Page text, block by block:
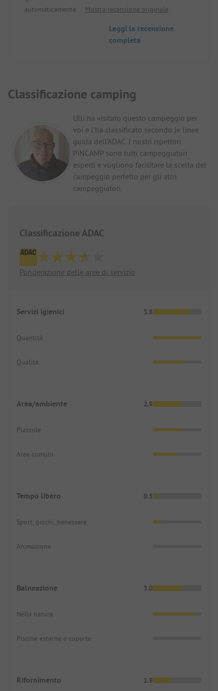
disponibile.
automaticamente.
Mostra recensione originale
Leggi la recensione
completa
Classificazione camping
Ulli ha visitato questo campeggio per
voi e l’ha classificato secondo le linee
guida dell'ADAC. I nostri ispettori
PiNCAMP sono tutti campeggiatori
esperti e vogliono facilitare la scelta del
campeggio perfetto per gli altri
campeggiatori.
Classificazione ADAC
Ponderazione delle aree di servizio
Servizi igienici 3.8
Quantità
Qualità
Area/ambiente 2.9
Piazzole
Aree comuni
Tempo libero 0.5
Sport, giochi, benessere
Animazione
Balneazione 3.0
Nella natura
Piscine esterne e coperte
Rifornimento 1.9